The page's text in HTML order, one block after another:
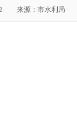
来源：市水利局